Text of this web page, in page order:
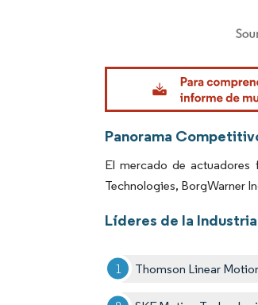
Imagen © Mordor Intelligence. El
Panorama
El mercado de actuadores
Technologies, BorgWarner
Líderes de la
Thomson Linear